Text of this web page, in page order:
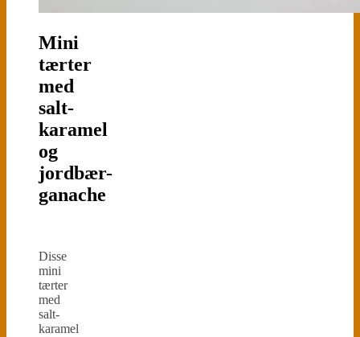
Mini
tærter
med
salt-
karamel
og
jordbær-
ganache
Disse
mini
tærter
med
salt-
karamel